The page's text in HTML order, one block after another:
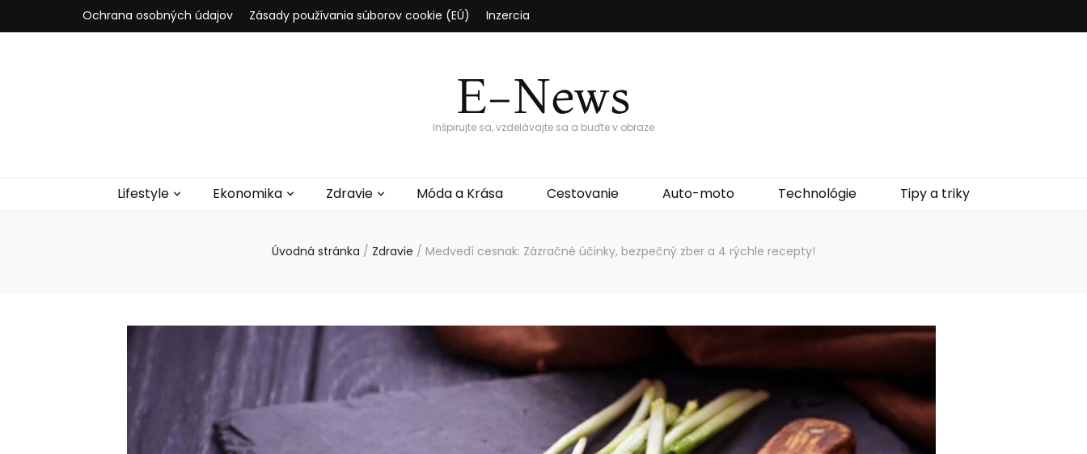
Ochrana osobných údajov Zásady používania súborov cookie (EÚ) Inzercia
E-News
Inšpirujte sa, vzdelávajte sa a buďte v obraze
Lifestyle Ekonomika Zdravie Móda a Krása Cestovanie Auto-moto Technológie Tipy a triky
Úvodná stránka / Zdravie / Medvedí cesnak: Zázračné účinky, bezpečný zber a 4 rýchle recepty!